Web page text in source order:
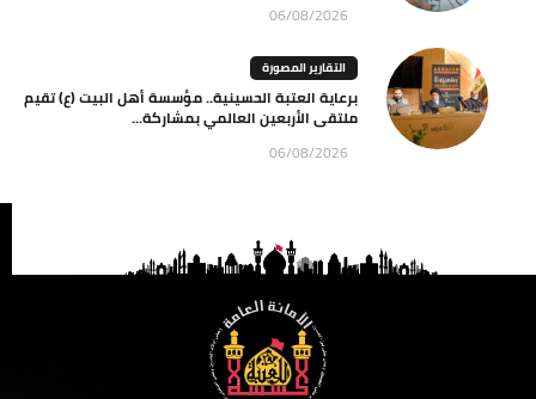
06/08/2026
التقارير المصورة
برعاية العتبة الحسينية.. مؤسسة أهل البيت (ع) تقيم
ملتقى الأربعين العالمي بمشاركة...
06/08/2026